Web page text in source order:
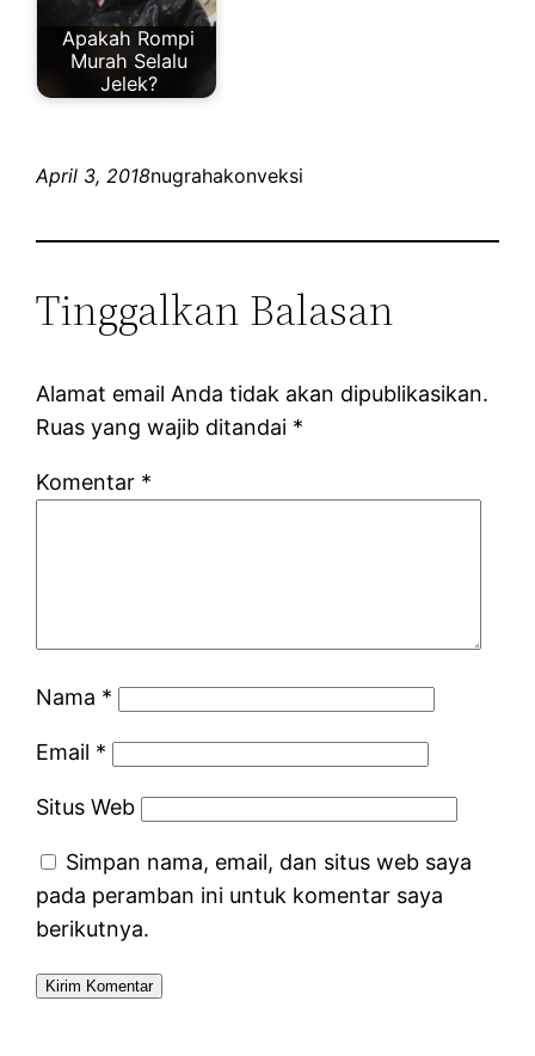
Apakah Rompi
Murah Selalu
Jelek?
April 3, 2018nugrahakonveksi
Tinggalkan Balasan
Alamat email Anda tidak akan dipublikasikan.
Ruas yang wajib ditandai *
Komentar *
Nama *
Email *
Situs Web
Simpan nama, email, dan situs web saya
pada peramban ini untuk komentar saya
berikutnya.